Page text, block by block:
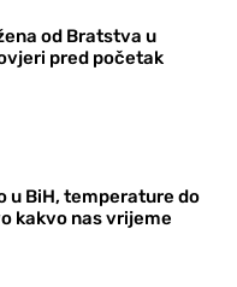
od Bratstva u
pred početak
u BiH, temperature do
kakvo nas vrijeme